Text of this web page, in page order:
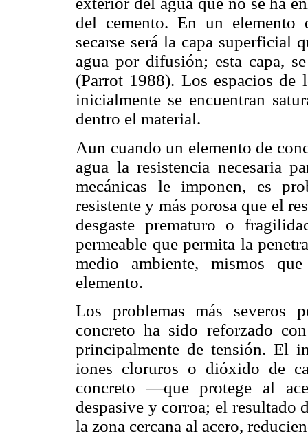
del cemento. En un elemento
secarse será la capa superficial
agua por difusión; esta capa,
(Parrot 1988). Los espacios de
inicialmente se encuentran
dentro el material.
Aun cuando un elemento de
agua la resistencia necesaria
mecánicas le imponen, es
resistente y más porosa que el
desgaste prematuro o
permeable que permita la
medio ambiente, mismos
elemento.
Los problemas más severos
concreto ha sido reforzado
principalmente de tensión. El
iones cloruros o dióxido de
concreto —que protege al
despasive y corroa; el resultado
la zona cercana al acero,